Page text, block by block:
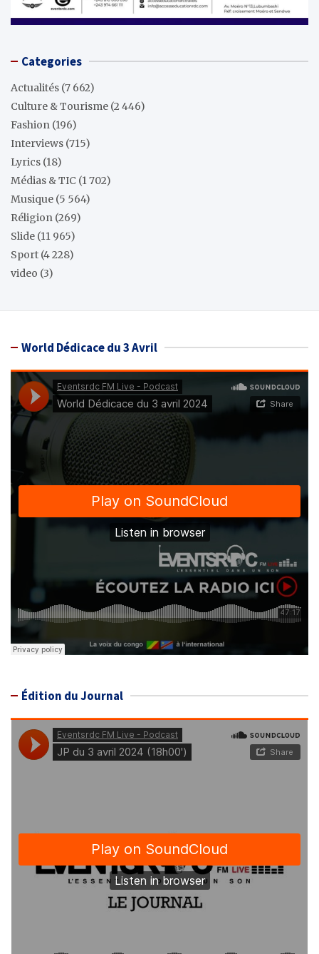
Categories
Actualités (7 662)
Culture & Tourisme (2 446)
Fashion (196)
Interviews (715)
Lyrics (18)
Médias & TIC (1 702)
Musique (5 564)
Réligion (269)
Slide (11 965)
Sport (4 228)
video (3)
World Dédicace du 3 Avril
Édition du Journal